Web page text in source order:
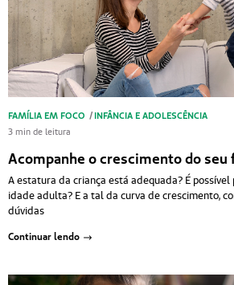
FAMÍLIA EM FOCO / INFÂNCIA E ADOLESCÊNCIA
3 min de leitura
Acompanhe o crescimento do seu
A estatura da criança está adequada? É
idade adulta? E a tal da curva de crescimento,
dúvidas
Continuar lendo